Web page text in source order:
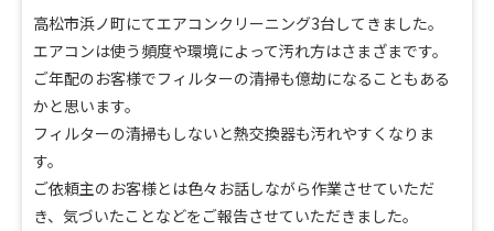
高松市浜ノ町にてエアコンクリーニング3台してきました。
エアコンは使う頻度や環境によって汚れ方はさまざまです。
ご年配のお客様でフィルターの清掃も億劫になることもある
かと思います。
フィルターの清掃もしないと熱交換器も汚れやすくなりま
す。
ご依頼主のお客様とは色々お話しながら作業させていただ
き、気づいたことなどをご報告させていただきました。